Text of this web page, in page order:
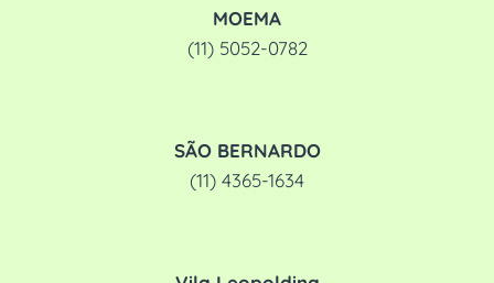
MOEMA
(11) 5052-0782
SÃO BERNARDO
(11) 4365-1634